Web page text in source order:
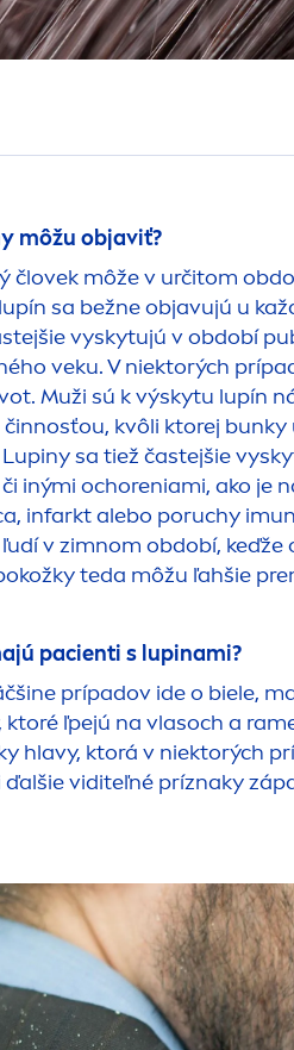
môžu objaviť?
človek môže v určitom
sa bežne objavujú u
vyskytujú v období
veku. V niektorých
Muži sú k výskytu lupín
kvôli ktorej
sa tiež častejšie
inými ochoreniami, ako je
infarkt alebo poruchy
v zimnom období,
teda môžu ľahšie
pacienti s lupinami?
prípadov ide o biele,
ktoré ľpejú na vlasoch a ra
hlavy, ktorá v niektorých
viditeľné príznaky